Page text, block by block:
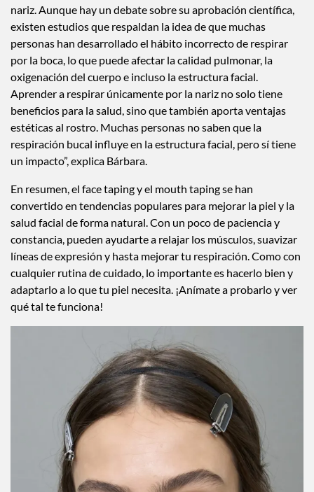
nariz. Aunque hay un debate sobre su aprobación científica,
existen estudios que respaldan la idea de que muchas
personas han desarrollado el hábito incorrecto de respirar
por la boca, lo que puede afectar la calidad pulmonar, la
oxigenación del cuerpo e incluso la estructura facial.
Aprender a respirar únicamente por la nariz no solo tiene
beneficios para la salud, sino que también aporta ventajas
estéticas al rostro. Muchas personas no saben que la
respiración bucal influye en la estructura facial, pero sí tiene
un impacto”, explica Bárbara.
En resumen, el face taping y el mouth taping se han
convertido en tendencias populares para mejorar la piel y la
salud facial de forma natural. Con un poco de paciencia y
constancia, pueden ayudarte a relajar los músculos, suavizar
líneas de expresión y hasta mejorar tu respiración. Como con
cualquier rutina de cuidado, lo importante es hacerlo bien y
adaptarlo a lo que tu piel necesita. ¡Anímate a probarlo y ver
qué tal te funciona!